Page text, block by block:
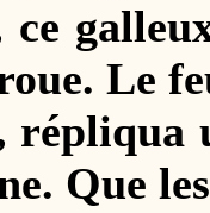
ce
Le
Que